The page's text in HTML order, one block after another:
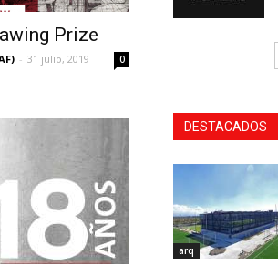
Prize
- 31 julio, 2019 0
DESTACADOS
arq